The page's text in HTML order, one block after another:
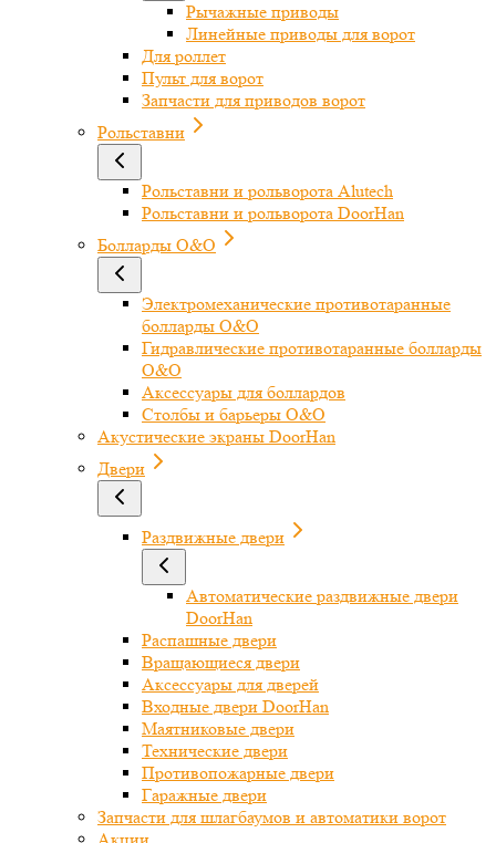
Рычажные приводы
Линейные приводы для ворот
Для роллет
Пульт для ворот
Запчасти для приводов ворот
Рольставни
Рольставни и рольворота Alutech
Рольставни и рольворота DoorHan
Болларды O&O
Электромеханические противотаранные
болларды O&O
Гидравлические противотаранные болларды
O&O
Аксессуары для боллардов
Столбы и барьеры O&O
Акустические экраны DoorHan
Двери
Раздвижные двери
Автоматические раздвижные двери
DoorHan
Распашные двери
Вращающиеся двери
Аксессуары для дверей
Входные двери DoorHan
Маятниковые двери
Технические двери
Противопожарные двери
Гаражные двери
Запчасти для шлагбаумов и автоматики ворот